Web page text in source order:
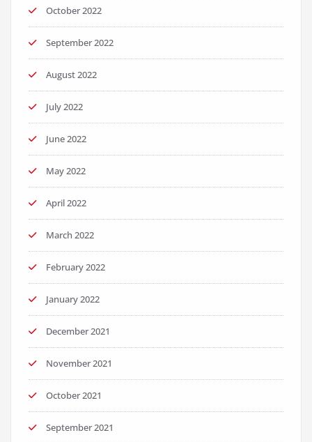
October 2022
September 2022
August 2022
July 2022
June 2022
May 2022
April 2022
March 2022
February 2022
January 2022
December 2021
November 2021
October 2021
September 2021